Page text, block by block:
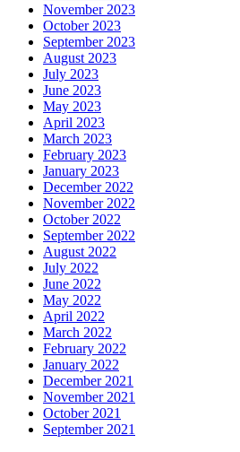
November 2023
October 2023
September 2023
August 2023
July 2023
June 2023
May 2023
April 2023
March 2023
February 2023
January 2023
December 2022
November 2022
October 2022
September 2022
August 2022
July 2022
June 2022
May 2022
April 2022
March 2022
February 2022
January 2022
December 2021
November 2021
October 2021
September 2021